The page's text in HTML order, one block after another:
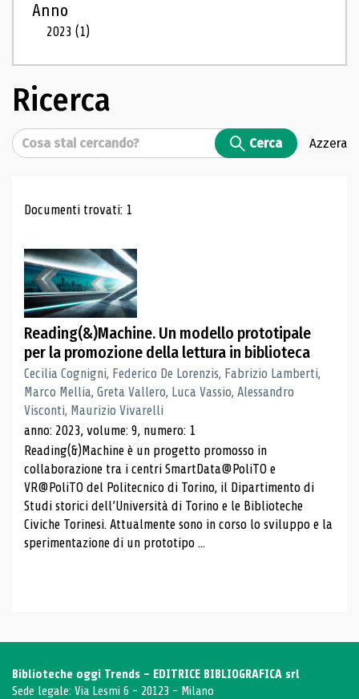
Anno
2023(1)
Ricerca
Cerca Cerca Azzera
Risultati di ricerca
Documenti trovati: 1
Reading(&)Machine. Un modello prototipale
per la promozione della lettura in biblioteca
Cecilia Cognigni, Federico De Lorenzis, Fabrizio Lamberti,
Marco Mellia, Greta Vallero, Luca Vassio, Alessandro
Visconti, Maurizio Vivarelli
anno: 2023, volume: 9, numero: 1
Reading(&)Machine è un progetto promosso in
collaborazione tra i centri SmartData@PoliTO e
VR@PoliTO del Politecnico di Torino, il Dipartimento di
Studi storici dell’Università di Torino e le Biblioteche
Civiche Torinesi. Attualmente sono in corso lo sviluppo e la
sperimentazione di un prototipo ...
Biblioteche oggi Trends - EDITRICE BIBLIOGRAFICA srl
Sede legale: Via Lesmi 6 - 20123 - Milano